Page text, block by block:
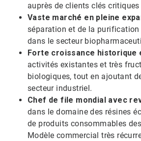
auprès de clients clés
Vaste marché en pleine
séparation et de la
dans le secteur
Forte croissance
activités existantes et très
biologiques, tout en ajoutant
secteur industriel.
Chef de file mondial avec
dans le domaine des résines
de produits consommables
Modèle commercial très